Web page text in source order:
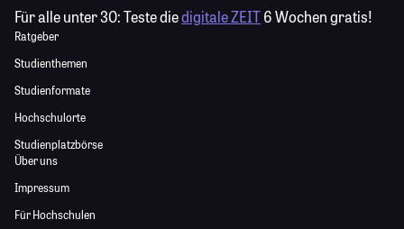
Für alle unter 30:Teste diedigitale ZEIT6 Wochen gratis!
Ratgeber
Studienthemen
Studienformate
Hochschulorte
Studienplatzbörse
Über uns
Impressum
Für Hochschulen